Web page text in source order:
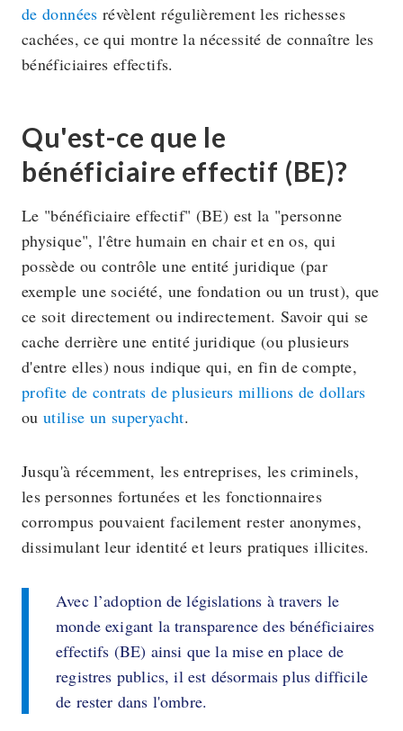
de données révèlent régulièrement les richesses
cachées, ce qui montre la nécessité de connaître les
bénéficiaires effectifs.
Qu'est-ce que le
bénéficiaire effectif (BE)?
Le "bénéficiaire effectif" (BE) est la "personne
physique", l'être humain en chair et en os, qui
possède ou contrôle une entité juridique (par
exemple une société, une fondation ou un trust), que
ce soit directement ou indirectement. Savoir qui se
cache derrière une entité juridique (ou plusieurs
d'entre elles) nous indique qui, en fin de compte,
profite de contrats de plusieurs millions de dollars
ouutilise un superyacht.
Jusqu'à récemment, les entreprises, les criminels,
les personnes fortunées et les fonctionnaires
corrompus pouvaient facilement rester anonymes,
dissimulant leur identité et leurs pratiques illicites.
Avec l’adoption de législations à travers le
monde exigant la transparence des bénéficiaires
effectifs (BE) ainsi que la mise en place de
registres publics, il est désormais plus difficile
de rester dans l'ombre.